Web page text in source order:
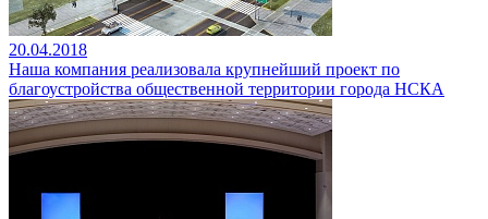
20.04.2018
Наша компания реализовала крупнейший проект по
благоустройства общественной территории города НСКА